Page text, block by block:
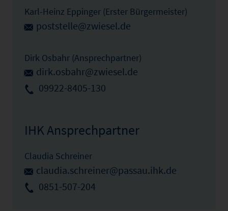
Karl-Heinz Eppinger (Erster Bürgermeister)
poststelle@zwiesel.de
Dirk Osbahr (Ansprechpartner)
dirk.osbahr@zwiesel.de
09922-8405-130
IHK Ansprechpartner
Claudia Schreiner
claudia.schreiner@passau.ihk.de
0851-507-204